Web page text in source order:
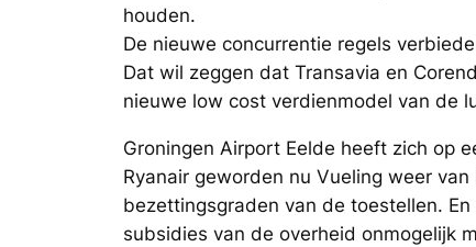
houden.
De nieuwe concurrentie regels
Dat wil zeggen dat Transavia en
nieuwe low cost verdienmodel van de
Groningen Airport Eelde heeft zich op
Ryanair geworden nu Vueling weer
bezettingsgraden van de toestellen.
subsidies van de overheid onmogelijk